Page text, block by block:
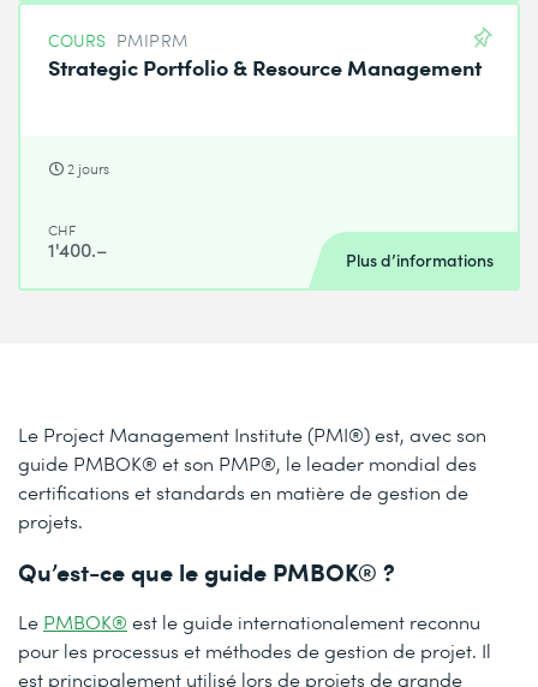
COURS PMIPRM
Strategic Portfolio & Resource Management
2 jours
CHF
1'400.– Plus d’informations
Le Project Management Institute (PMI®) est, avec son
guide PMBOK® et son PMP®, le leader mondial des
certifications et standards en matière de gestion de
projets.
Qu’est-ce que le guide PMBOK® ?
Le PMBOK® est le guide internationalement reconnu
pour les processus et méthodes de gestion de projet. Il
est principalement utilisé lors de projets de grande